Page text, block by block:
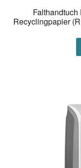
Recyclingpapier